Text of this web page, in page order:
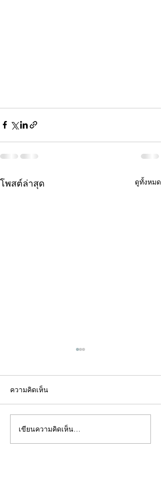
โพสต์ล่าสุด ดูทั้งหมด
คอลัมน์"จับชีพจรวงการ
พระ"ประจำพุธที่ 29
ความคิดเห็น
เขียนความคิดเห็น…